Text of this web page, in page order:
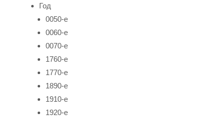
Год
0050-е
0060-е
0070-е
1760-е
1770-е
1890-е
1910-е
1920-е